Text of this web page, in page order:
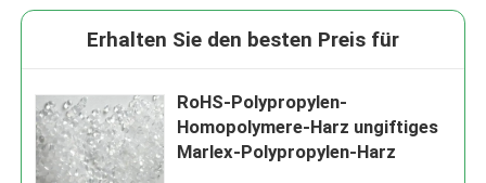
Erhalten Sie den besten Preis für
RoHS-Polypropylen-
Homopolymere-Harz ungiftiges
Marlex-Polypropylen-Harz